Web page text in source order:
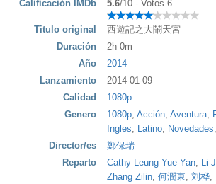
Calificación IMDb 5.6/10 - Votos 6
Titulo original
西遊記之大鬧天宮
Duración
2h 0m
Año
2014
Lanzamiento
2014-01-09
Calidad
1080p
Genero
1080p Acción Aventura
Ingles
Latino Novedades
Director/es
鄭保瑞
Reparto
Cathy Leung Yue-Yan Li
Zhang Zilin 何潤東 刘桦